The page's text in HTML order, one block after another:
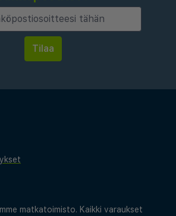
matkatoimisto. Kaikki varaukset